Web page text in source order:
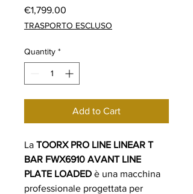
€1,799.00
TRASPORTO ESCLUSO
Quantity *
Add to Cart
La TOORX PRO LINE LINEAR T
BAR FWX6910 AVANT LINE
PLATE LOADED è una macchina
professionale progettata per